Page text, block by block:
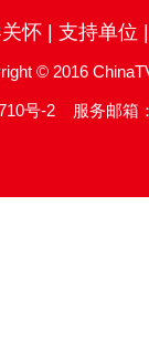
怀| 支持单位
© 2016
号-2 服务邮箱